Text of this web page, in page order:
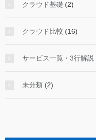
クラウド基礎 (2)
クラウド比較 (16)
サービス一覧・3行解説
未分類 (2)